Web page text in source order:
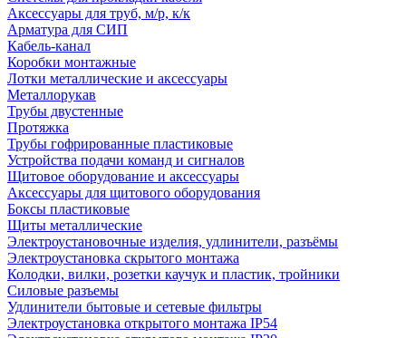
Аксессуары для труб, м/р, к/к
Арматура для СИП
Кабель-канал
Коробки монтажные
Лотки металлические и аксессуары
Металлорукав
Трубы двустенные
Протяжка
Трубы гофрированные пластиковые
Устройства подачи команд и сигналов
Щитовое оборудование и аксессуары
Аксессуары для щитового оборудования
Боксы пластиковые
Щиты металлические
Электроустановочные изделия, удлинители, разъёмы
Электроустановка скрытого монтажа
Колодки, вилки, розетки каучук и пластик, тройники
Силовые разъемы
Удлинители бытовые и сетевые фильтры
Электроустановка открытого монтажа IP54